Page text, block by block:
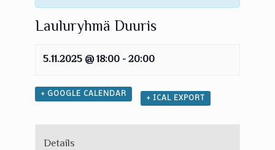
Lauluryhmä Duuris
5.11.2025 @ 18:00- 20:00
+ GOOGLE CALENDAR
+ ICAL EXPORT
Details